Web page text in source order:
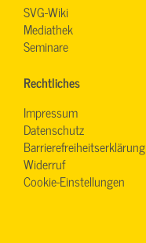
SVG-Wiki
Mediathek
Seminare
Rechtliches
Impressum
Datenschutz
Barrierefreiheitserklärung
Widerruf
Cookie-Einstellungen